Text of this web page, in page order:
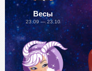
Весы
23.09 — 23.10